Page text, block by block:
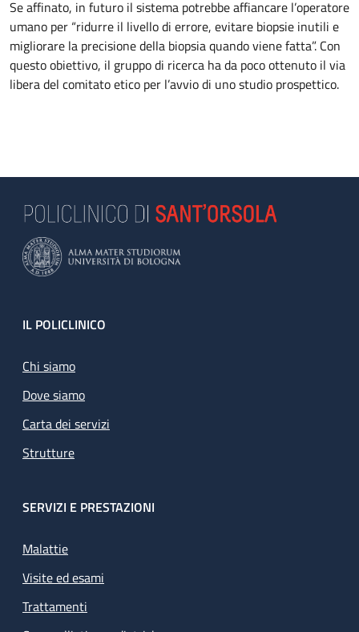
Se affinato, in futuro il sistema potrebbe affiancare l’operatore
umano per “ridurre il livello di errore, evitare biopsie inutili e
migliorare la precisione della biopsia quando viene fatta”. Con
questo obiettivo, il gruppo di ricerca ha da poco ottenuto il via
libera del comitato etico per l’avvio di uno studio prospettico.
Footer
IL POLICLINICO
Chi siamo
Dove siamo
Carta dei servizi
Strutture
SERVIZI E PRESTAZIONI
Malattie
Visite ed esami
Trattamenti